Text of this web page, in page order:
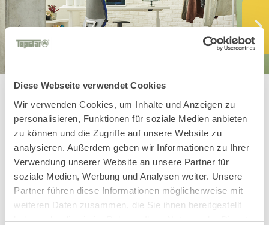
Diese Webseite verwendet Cookies
Wir verwenden Cookies, um Inhalte und Anzeigen zu
personalisieren, Funktionen für soziale Medien anbieten
zu können und die Zugriffe auf unsere Website zu
analysieren. Außerdem geben wir Informationen zu Ihrer
Verwendung unserer Website an unsere Partner für
soziale Medien, Werbung und Analysen weiter. Unsere
Partner führen diese Informationen möglicherweise mit
weiteren Daten zusammen, die Sie ihnen bereitgestellt
haben oder die sie im Rahmen Ihrer Nutzung der Dienste
You might also
like these
Topstars